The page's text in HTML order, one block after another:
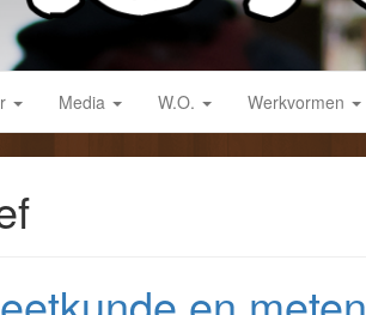
Media W.O. Werkvormen